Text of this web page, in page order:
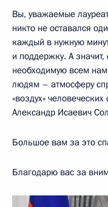
Вы, уважаемые
никто не оставался
каждый в нужную
и поддержку. А значит,
необходимую всем
людям – атмосферу
«воздух»
Александр Исаевич
Большое вам за это
Благодарю вас за